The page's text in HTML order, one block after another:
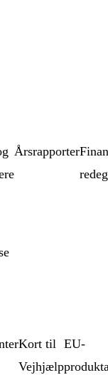
Årsrapporter
Kort til
Vejhjælp
EU-